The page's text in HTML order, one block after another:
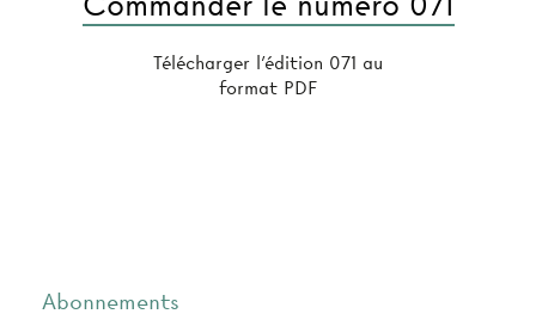
Télécharger l'édition 071 au
format PDF
Abonnements